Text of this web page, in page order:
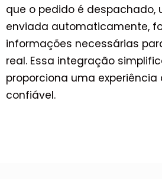
que o pedido é
enviada automaticamente,
informações necessárias
real. Essa integração
proporciona uma
confiável.